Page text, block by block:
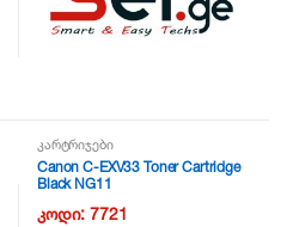
კარტრიჯები
Canon C-EXV33 Toner Cartridge
Black NG11
კოდი:7721